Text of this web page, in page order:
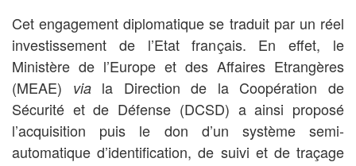
Cet engagement diplomatique se traduit par un réel
investissement de l’Etat français. En effet, le
Ministère de l’Europe et des Affaires Etrangères
(MEAE) viala Direction de la Coopération de
Sécurité et de Défense (DCSD) a ainsi proposé
l’acquisition puis le don d’un système semi-
automatique d’identification, de suivi et de traçage